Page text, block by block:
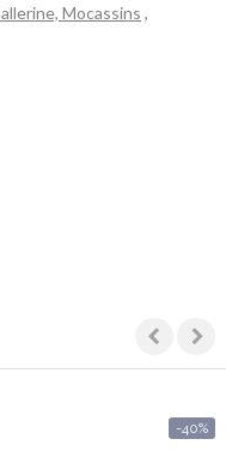
Mocassins ,
-40%